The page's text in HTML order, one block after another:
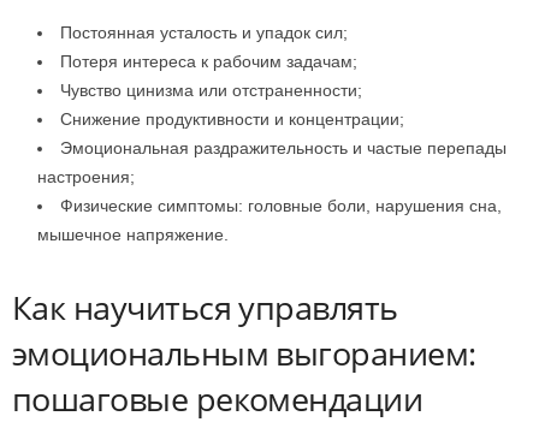
Постоянная усталость и упадок сил;
Потеря интереса к рабочим задачам;
Чувство цинизма или отстраненности;
Снижение продуктивности и концентрации;
Эмоциональная раздражительность и частые перепады
настроения;
Физические симптомы: головные боли, нарушения сна,
мышечное напряжение.
Как научиться управлять
эмоциональным выгоранием:
пошаговые рекомендации